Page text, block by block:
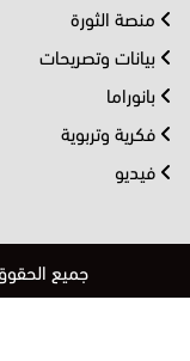
منصة الثورة
بيانات وتصريحات
بانوراما
فكرية وتربوية
فيديو
جميع